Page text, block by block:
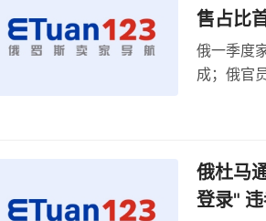
售占比
俄一季度
成；俄官
俄杜马
登录"